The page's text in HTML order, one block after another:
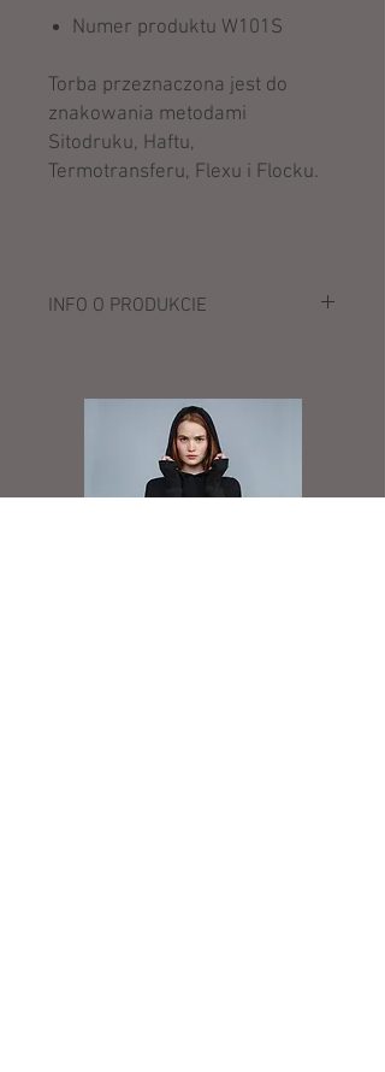
Numer produktu W101S
Torba przeznaczona jest do
znakowania metodami
Sitodruku, Haftu,
Termotransferu, Flexu i Flocku.
INFO O PRODUKCIE
100% bawełna
Krótkie uchwyty (40 cm)
Pojemność: 10 litrów
Wymiary: 38 x 42 cm
Powierzchnia do dekoracji: 33 x 36 cm